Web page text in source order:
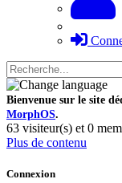
Bienvenue sur le site
MorphOS.
63 visiteur(s) et 0
Plus de contenu
Connexion